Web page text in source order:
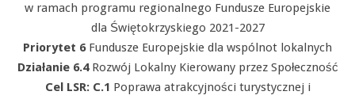
w ramach programu regionalnego Fundusze Europejskie
dla Świętokrzyskiego 2021-2027
Priorytet 6Fundusze Europejskie dla wspólnot lokalnych
Działanie 6.4Rozwój Lokalny Kierowany przez Społeczność
Cel LSR: C.1 Poprawa atrakcyjności turystycznej i